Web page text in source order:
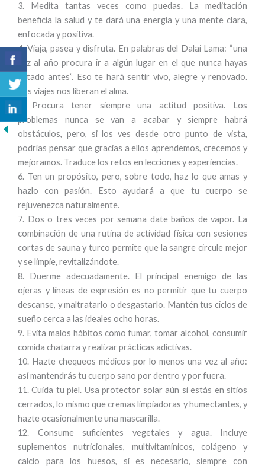
3. Medita tantas veces como puedas. La meditación
beneficia la salud y te dará una energía y una mente clara,
enfocada y positiva.
4. Viaja, pasea y disfruta. En palabras del Dalai Lama: “una
vez al año procura ir a algún lugar en el que nunca hayas
estado antes”. Eso te hará sentir vivo, alegre y renovado.
Los viajes nos liberan el alma.
5. Procura tener siempre una actitud positiva. Los
problemas nunca se van a acabar y siempre habrá
obstáculos, pero, si los ves desde otro punto de vista,
podrías pensar que gracias a ellos aprendemos, crecemos y
mejoramos. Traduce los retos en lecciones y experiencias.
6. Ten un propósito, pero, sobre todo, haz lo que amas y
hazlo con pasión. Esto ayudará a que tu cuerpo se
rejuvenezca naturalmente.
7. Dos o tres veces por semana date baños de vapor. La
combinación de una rutina de actividad física con sesiones
cortas de sauna y turco permite que la sangre circule mejor
y se limpie, revitalizándote.
8. Duerme adecuadamente. El principal enemigo de las
ojeras y líneas de expresión es no permitir que tu cuerpo
descanse, y maltratarlo o desgastarlo. Mantén tus ciclos de
sueño cerca a las ideales ocho horas.
9. Evita malos hábitos como fumar, tomar alcohol, consumir
comida chatarra y realizar prácticas adictivas.
10. Hazte chequeos médicos por lo menos una vez al año:
así mantendrás tu cuerpo sano por dentro y por fuera.
11. Cuida tu piel. Usa protector solar aún si estás en sitios
cerrados, lo mismo que cremas limpiadoras y humectantes, y
hazte ocasionalmente una mascarilla.
12. Consume suficientes vegetales y agua. Incluye
suplementos nutricionales, multivitamínicos, colágeno y
calcio para los huesos, si es necesario, siempre con